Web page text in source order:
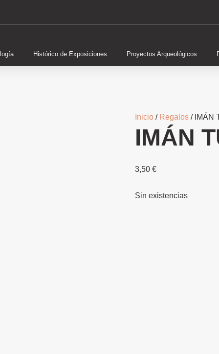
Histórico de Exposiciones Proyectos Arqueológicos
Inicio / Regalos / IMÁN
IMÁN
3,50 €
Sin existencias